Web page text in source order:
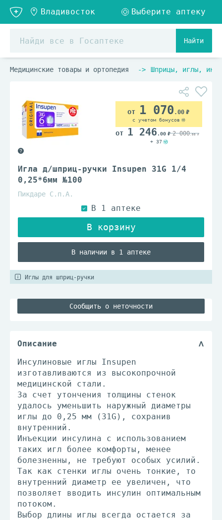
Найти
Медицинские товары и ортопедия Шприцы, иглы,
Игла д/шприц-ручки Insupen 31G 1/4
0,25*6мм №100
Пикдаре С.п.А.
В наличии в 1 аптеке
1 070 .00
с учетом бонусов
1 246 .00 2 000.00
+ 37
Иглы для шприц-ручки
Сообщить о неточности
Описание
Инсулиновые иглы Insupen
изготавливаются из высокопрочной
медицинской стали.
За счет утончения толщины стенок
удалось уменьшить наружный диаметры
иглы до 0,25 мм (31G), сохранив
внутренний.
Инъекции инсулина с использованием
таких игл более комфорты, менее
болезненны, не требуют особых усилий.
Так как стенки иглы очень тонкие, то
внутренний диаметр ее увеличен, что
позволяет вводить инсулин оптимальным
потоком.
Выбор длины иглы всегда остается за